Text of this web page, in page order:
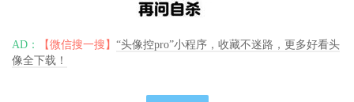
AD： 【微信搜一搜】 “头像控pro”小程序，收藏不迷路，更多好看头
像全下载！